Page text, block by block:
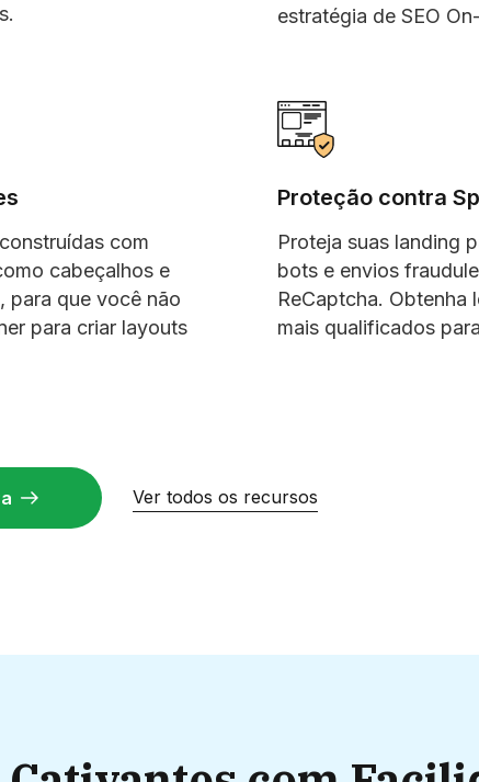
estratégia de SEO
com
cabeçalhos e
para que você não
para criar layouts
Proteção contra
Proteja suas landing
bots e envios
ReCaptcha. Obtenha
mais qualificados
Ver todos os recursos